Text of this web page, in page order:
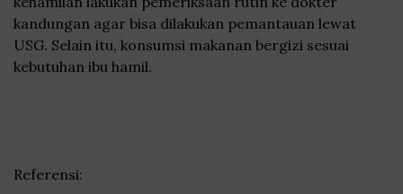
kandungan agar bisa dilakukan pemantauan lewat
USG. Selain itu, konsumsi makanan bergizi sesuai
kebutuhan ibu hamil.
Referensi: